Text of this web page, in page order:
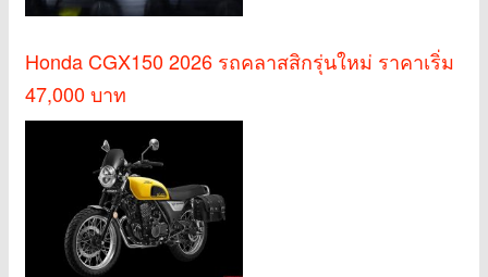
Honda CGX150 2026 รถคลาสสิกรุ่นใหม่ ราคาเริ่ม
47,000 บาท